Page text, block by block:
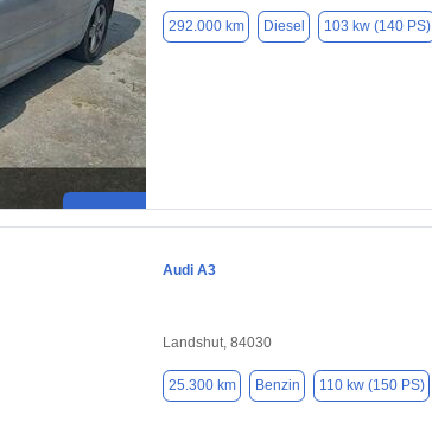
292.000 km Diesel 103 kw (140 PS)
Audi A3
Landshut, 84030
25.300 km Benzin 110 kw (150 PS)